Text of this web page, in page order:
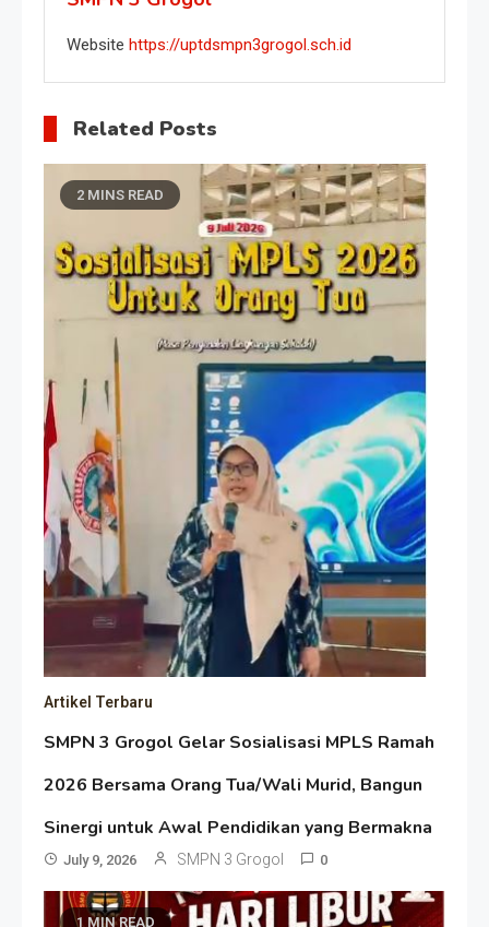
Website https://uptdsmpn3grogol.sch.id
Related Posts
2 MINS READ
Artikel Terbaru
SMPN 3 Grogol Gelar Sosialisasi MPLS Ramah
2026 Bersama Orang Tua/Wali Murid, Bangun
Sinergi untuk Awal Pendidikan yang Bermakna
July 9, 2026 SMPN 3 Grogol 0
1 MIN READ